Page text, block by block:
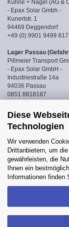
Diese
Technologien
Wir verwenden
Drittanbietern, um
gewährleisten, die
Ihnen ein
Informationen finden
Kühne + Nagel (AG &
- Epax Solar Gmbh -
Kunertstr. 1
94469 Deggendorf
+49 (0) 9901 9499 817
Lager Passau
Pillmeier Transport
- Epax Solar GmbH -
Industriestraße 14a
94036 Passau
0851 8818187